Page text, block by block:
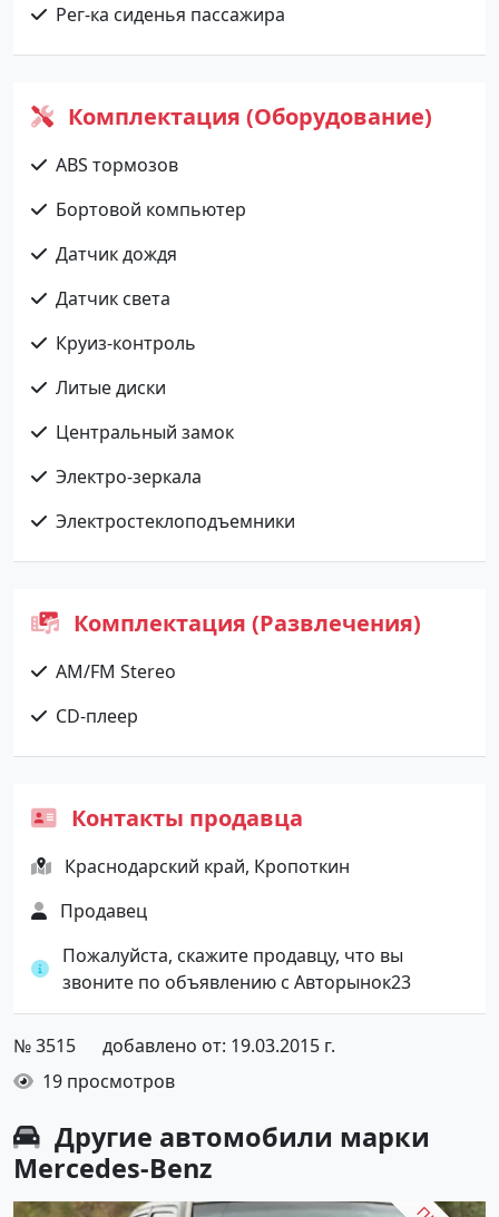
Рег-ка сиденья пассажира
Комплектация (Оборудование)
ABS тормозов
Бортовой компьютер
Датчик дождя
Датчик света
Круиз-контроль
Литые диски
Центральный замок
Электро-зеркала
Электростеклоподъемники
Комплектация (Развлечения)
AM/FM Stereo
CD-плеер
Контакты продавца
Краснодарский край, Кропоткин
Продавец
Пожалуйста, скажите продавцу, что вы
звоните по объявлению с Авторынок23
№ 3515
добавлено от: 19.03.2015 г.
19 просмотров
Другие автомобили марки
Mercedes-Benz